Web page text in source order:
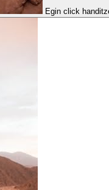
Egin click